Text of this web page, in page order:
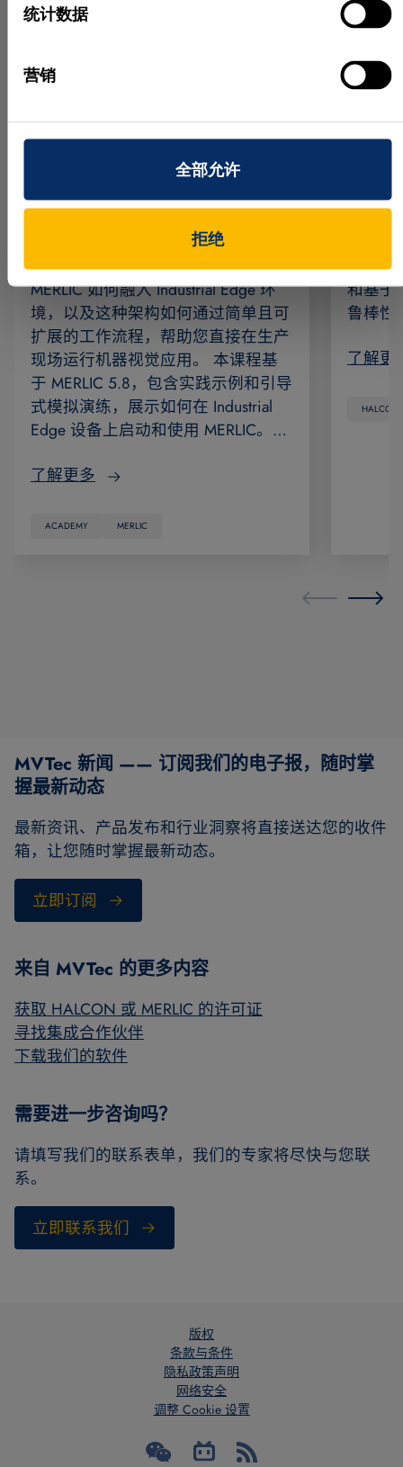
统计数据
营销
全部允许
拒绝
MVTec Academy 新课程：
MVTec MERLIC on Edge
子 Industrial Edge 设备上运行和部署
MVTec MERLIC on Edge。您将了解
MERLIC 如何融入 Industrial Edge 环
境，以及这种架构如何通过简单且可
扩展的工作流程，帮助您直接在生产
现场运行机器视觉应用。 本课程基
于 MERLIC 5.8，包含实践示例和引导
式模拟演练，展示如何在 Industrial
Edge 设备上启动和使用 MERLIC。…
了解更多
ACADEMY MERLIC
新版本
下载
版本将
和基于
鲁棒性
了解更
HALCON
MVTec 新闻 —— 订阅我们的电子报，随时掌
握最新动态
最新资讯、产品发布和行业洞察将直接送达您的收件
箱，让您随时掌握最新动态。
立即订阅
来自 MVTec 的更多内容
获取 HALCON 或 MERLIC 的许可证
寻找集成合作伙伴
下载我们的软件
需要进一步咨询吗？
请填写我们的联系表单，我们的专家将尽快与您联
系。
立即联系我们
版权
条款与条件
隐私政策声明
网络安全
调整 Cookie 设置